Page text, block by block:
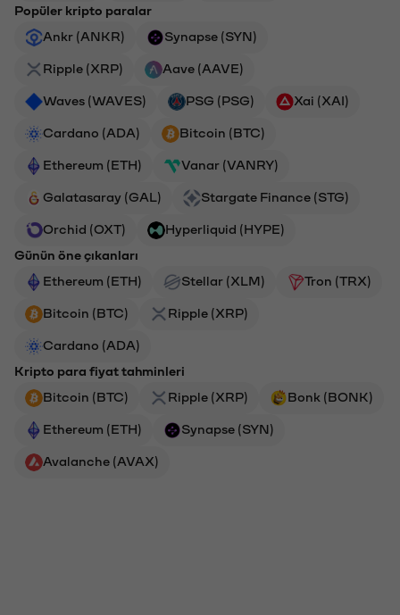
Popüler kripto paralar
Ankr (ANKR)
Synapse (SYN)
Ripple (XRP) Aave (AAVE)
Waves (WAVES) PSG (PSG) Xai (XAI)
Cardano (ADA) Bitcoin (BTC)
Ethereum (ETH) Vanar (VANRY)
Galatasaray (GAL) Stargate Finance (STG)
Orchid (OXT)
Hyperliquid (HYPE)
Günün öne çıkanları
Ethereum (ETH)
Stellar (XLM) Tron (TRX)
Bitcoin (BTC) Ripple (XRP)
Cardano (ADA)
Kripto para fiyat tahminleri
Bitcoin (BTC)
Ripple (XRP) Bonk (BONK)
Ethereum (ETH) Synapse (SYN)
Avalanche (AVAX)